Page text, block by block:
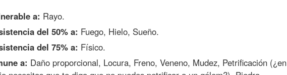
a: Rayo.
del 50% a: Fuego, Hielo, Sueño.
del 75% a: Físico.
a: Daño proporcional, Locura, Freno, Veneno, Mudez, Petrificación (¿en